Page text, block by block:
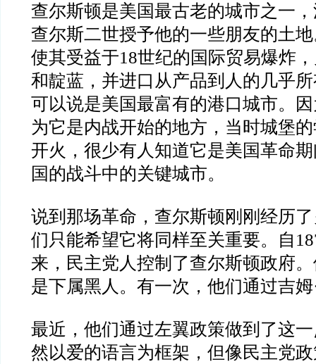
查尔斯顿是美国最古老的城市之一
查尔斯二世授予他的一些朋友的土
使其受益于18世纪的国际贸易爆炸
和靛蓝，并进口从产品到人的几乎
可以说是美国最富有的港口城市。
为它是内战开始的地方，当时城堡
开火，很少有人知道它是美国革命
国的战斗中的关键城市。
说到那场革命，查尔斯顿刚刚经历
们只能希望它将同样至关重要。自
来，民主党人控制了查尔斯顿政府
是下属黑人。有一次，他们通过吉
最近，他们通过左翼政策做到了这
然以爱的语言为框架，但像民主党